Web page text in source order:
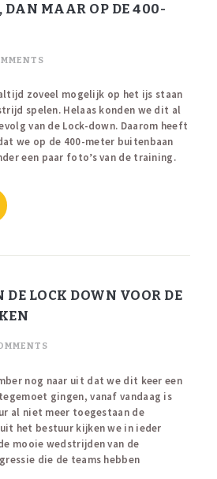
DAN MAAR OP DE 400-
zoveel mogelijk op het ijs staan
spelen. Helaas konden we dit al
van de Lock-down. Daarom heeft
we op de 400-meter buitenbaan
een paar foto’s van de training.
DE LOCK DOWN VOOR DE
nog naar uit dat we dit keer een
gingen, vanaf vandaag is
al niet meer toegestaan de
het bestuur kijken we in ieder
mooie wedstrijden van de
die de teams hebben